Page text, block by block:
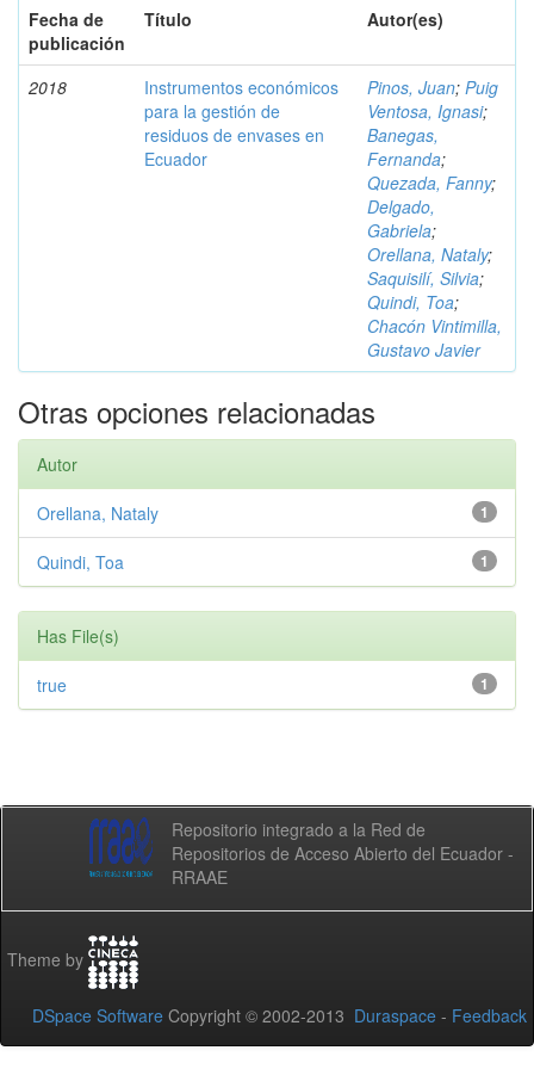
Fecha de
publicación
Título Autor(es)
2018
Instrumentos económicos
para la gestión de
residuos de envases en
Ecuador
Pinos, Juan; Puig
Ventosa, Ignasi;
Banegas,
Fernanda;
Quezada, Fanny;
Delgado,
Gabriela;
Orellana, Nataly;
Saquisilí, Silvia;
Quindi, Toa;
Chacón Vintimilla,
Gustavo Javier
Otras opciones relacionadas
Autor
1
Orellana, Nataly
1
Quindi, Toa
Has File(s)
1
true
Repositorio integrado a la Red de
Repositorios de Acceso Abierto del Ecuador -
RRAAE
Theme by
DSpace Software Copyright © 2002-2013 Duraspace - Feedback